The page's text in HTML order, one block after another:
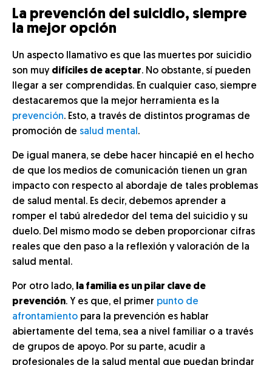
La prevención del suicidio, siempre
la mejor opción
Un aspecto llamativo es que las muertes por suicidio
son muy difíciles de aceptar. No obstante, sí pueden
llegar a ser comprendidas. En cualquier caso, siempre
destacaremos que la mejor herramienta es la
prevención. Esto, a través de distintos programas de
promoción de salud mental .
De igual manera, se debe hacer hincapié en el hecho
de que los medios de comunicación tienen un gran
impacto con respecto al abordaje de tales problemas
de salud mental. Es decir, debemos aprender a
romper el tabú alrededor del tema del suicidio y su
duelo. Del mismo modo se deben proporcionar cifras
reales que den paso a la reflexión y valoración de la
salud mental.
Por otro lado, la familia es un pilar clave de
prevención. Y es que, el primer punto de
afrontamiento para la prevención es hablar
abiertamente del tema, sea a nivel familiar o a través
de grupos de apoyo. Por su parte, acudir a
profesionales de la salud mental que puedan brindar